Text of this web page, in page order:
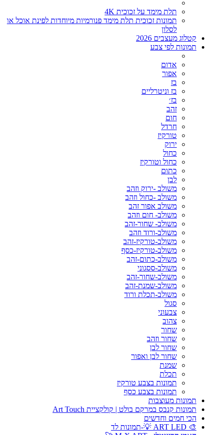
תלת מימד על זכוכית 4K
תמונות זכוכית תלת מימד פנורמיות מיוחדות לפינת אוכל או
לסלון
קטלוג מעצבים 2026
תמונות לפי צבע
אדום
אפור
בז
בז וניטרליים
בז׳
זהב
חום
חרדל
טורקיז
ירוק
כחול
כחול וטורקיז
כתום
לבן
משולב -ירוק וזהב
משולב -כחול וזהב
משולב אפור זהב
משולב- חום וזהב
משולב- שחור-זהב
משולב-ורוד וזהב
משולב-טורקיז-זהב
משולב-טורקיז-כסף
משולב-כתום-זהב
משולב-ססגוני
משולב-שחור-זהב
משולב-שמנת-זהב
משולב-תכלת ורוד
סגול
צבעוני
צהוב
שחור
שחור וזהב
שחור לבן
שחור לבן ואפור
שמנת
תכלת
תמונות בצבע טורקיז
תמונות בצבע כסף
תמונות מעוצבות
תמונות קנבס במרקם בולט | קולקציית Art Touch
הכי חמים וחדשים
🎨 ART LED 💡-תמונות לד